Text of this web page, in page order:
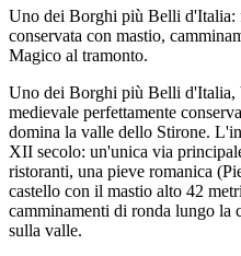
Uno dei Borghi più Belli d'Italia:
conservata con mastio,
Magico al tramonto.
Uno dei Borghi più Belli
medievale perfettamente
domina la valle dello Stirone.
XII secolo: un'unica via
ristoranti, una pieve romanica
castello con il mastio alto 42
camminamenti di ronda lungo la
sulla valle.